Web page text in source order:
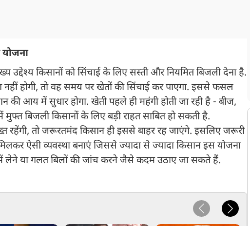
किसानों को सिंचाई के लिए सस्ती और नियमित बिजली देना है.
नहीं होगी, तो वह समय पर खेतों की सिंचाई कर पाएगा. इससे फसल
की आय में सुधार होगा. खेती पहले ही महंगी होती जा रही है - बीज,
बिजली किसानों के लिए बड़ी राहत साबित हो सकती है.
रहेंगी, तो जरूरतमंद किसान ही इससे बाहर रह जाएंगे. इसलिए जरूरी
ऐसी व्यवस्था बनाएं जिससे ज्यादा से ज्यादा किसान इस योजना
लेने या गलत बिलों की जांच करने जैसे कदम उठाए जा सकते हैं.